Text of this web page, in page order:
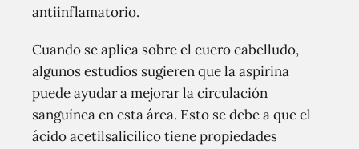
antiinflamatorio.
Cuando se aplica sobre el cuero cabelludo,
algunos estudios sugieren que la aspirina
puede ayudar a mejorar la circulación
sanguínea en esta área. Esto se debe a que el
ácido acetilsalicílico tiene propiedades